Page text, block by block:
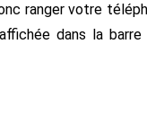
ranger votre
dans la